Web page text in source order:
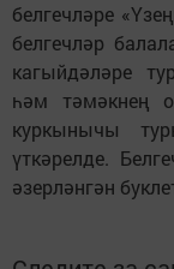
белгечләре
белгечләр
кагыйдәләре
һәм тәмәкнең
куркынычы
үткәрелде.
әзерләнгән